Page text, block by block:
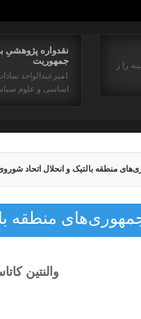
نقدواره پژوهشیِ
جمهوریت
1میرعبدالواحد
اساسی و علوم
را ز
منطقه بالتیک و انحلال اتحاد
منطقه
والنتین